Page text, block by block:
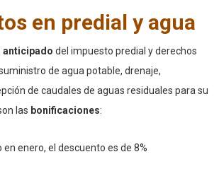
en predial y agua
anticipado del impuesto predial y derechos
de agua potable, drenaje,
de caudales de aguas residuales para su
las bonificaciones:
en enero, el descuento es de 8%